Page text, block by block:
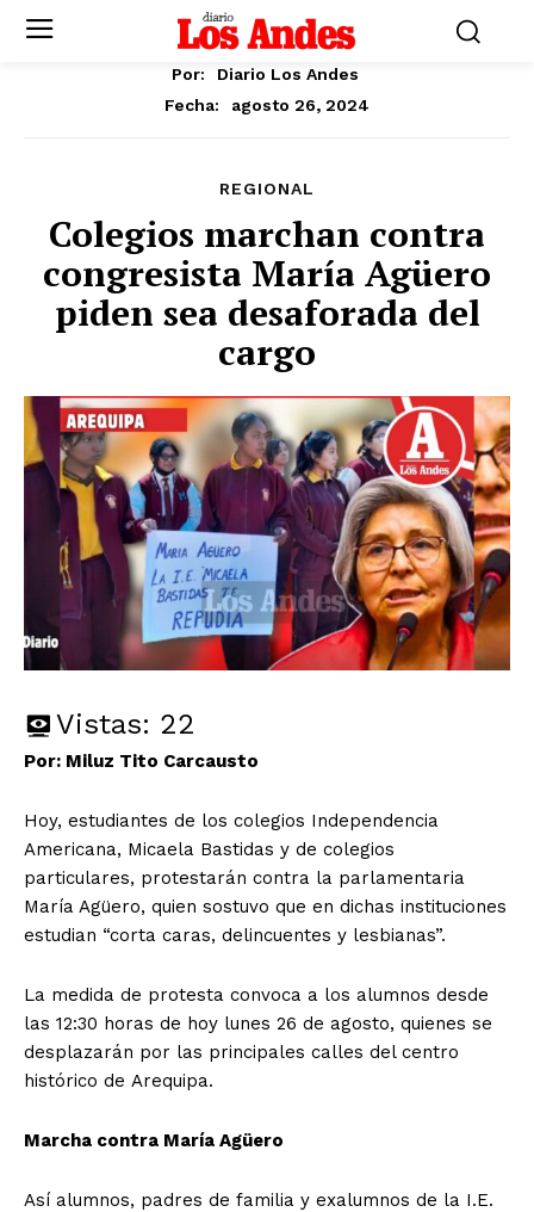
Por:
Diario Los Andes
Fecha:
agosto 26, 2024
REGIONAL
Colegios marchan contra
congresista María Agüero
piden sea desaforada del
cargo
Vistas: 22
Por: Miluz Tito Carcausto
Hoy, estudiantes de los colegios Independencia
Americana, Micaela Bastidas y de colegios
particulares, protestarán contra la parlamentaria
María Agüero, quien sostuvo que en dichas instituciones
estudian “corta caras, delincuentes y lesbianas”.
La medida de protesta convoca a los alumnos desde
las 12:30 horas de hoy lunes 26 de agosto, quienes se
desplazarán por las principales calles del centro
histórico de Arequipa.
Marcha contra María Agüero
Así alumnos, padres de familia y exalumnos de la I.E.